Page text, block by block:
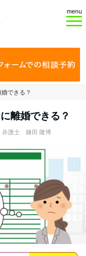
menu
できる？
離婚できる？
弁護士 鎌田 隆博